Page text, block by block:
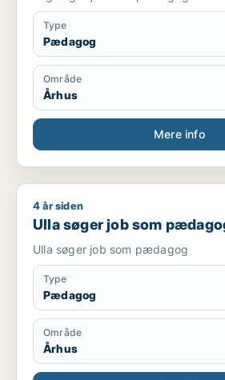
Type
Pædagog
Område
Århus
Mere info
Ulla søger job som pædagog
4 år siden
Ulla søger job som
Ulla søger job som pædagog
Type
Pædagog
Område
Århus